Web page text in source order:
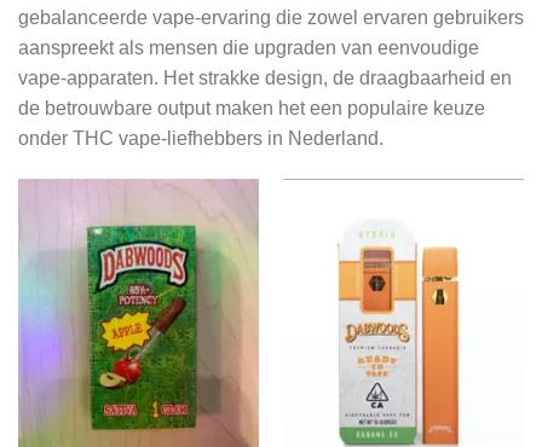
gebalanceerde vape-ervaring die zowel ervaren gebruikers
aanspreekt als mensen die upgraden van eenvoudige
vape-apparaten. Het strakke design, de draagbaarheid en
de betrouwbare output maken het een populaire keuze
onder THC vape-liefhebbers in Nederland.